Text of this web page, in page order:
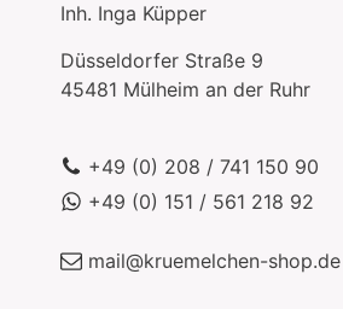
Inh. Inga Küpper
Düsseldorfer Straße 9
45481 Mülheim an der Ruhr
+49 (0) 208 / 741 150 90
+49 (0) 151 / 561 218 92
mail@kruemelchen-shop.de